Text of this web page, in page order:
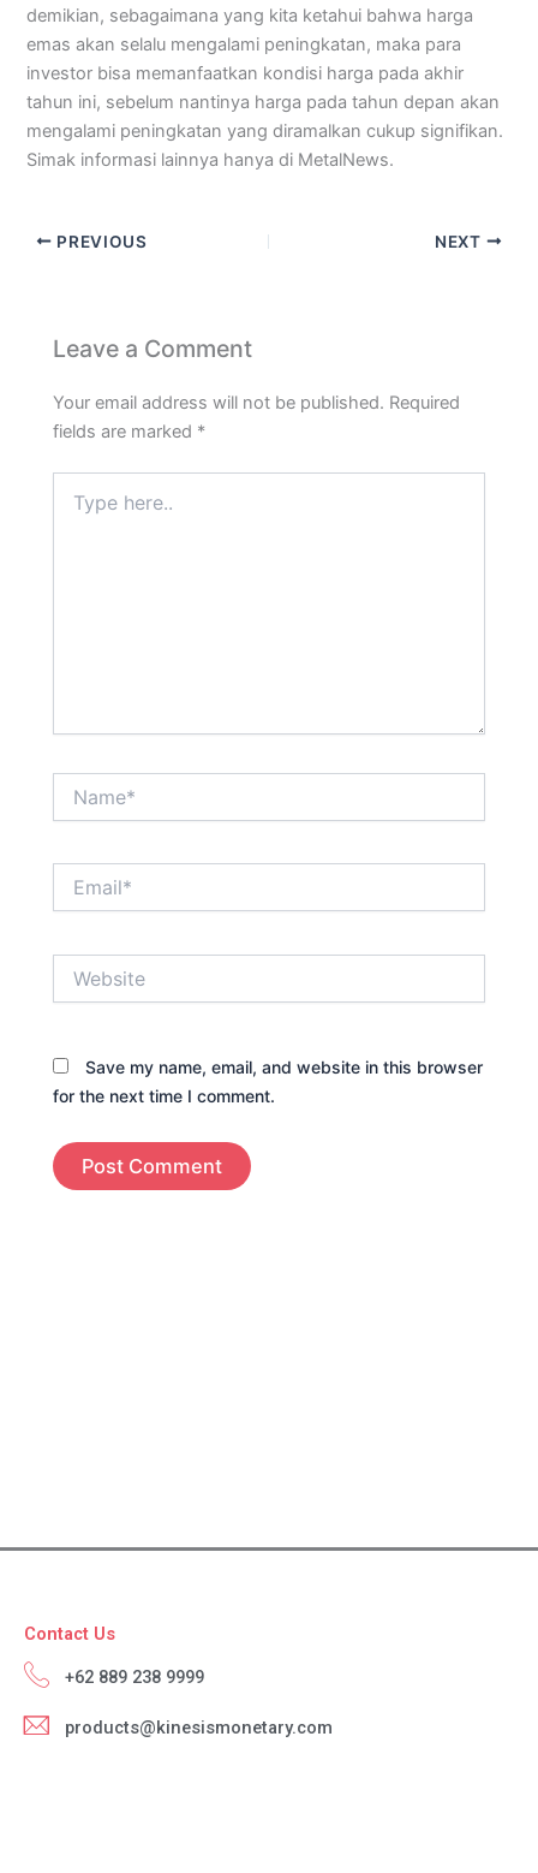
demikian, sebagaimana yang kita ketahui bahwa harga
emas akan selalu mengalami peningkatan, maka para
investor bisa memanfaatkan kondisi harga pada akhir
tahun ini, sebelum nantinya harga pada tahun depan akan
mengalami peningkatan yang diramalkan cukup signifikan.
Simak informasi lainnya hanya di MetalNews.
PREVIOUS NEXT
Leave a Comment
Your email address will not be published. Required
fields are marked *
here..
Save my name, email, and website in this browser
for the next time I comment.
Contact Us
+62 889 238 9999
products@kinesismonetary.com